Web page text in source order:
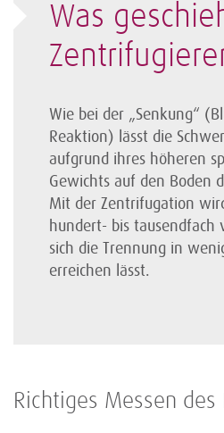
Was
Wie bei der „Senkung“
Reaktion) lässt die
aufgrund ihres höheren
Gewichts auf den Boden
Mit der Zentri­fugation
hundert- bis tausendfach
sich die Trennung in
erreichen lässt.
Richtiges Messen des